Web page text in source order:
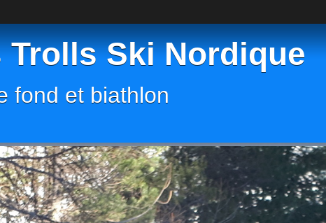
Trolls Ski Nordique
fond et biathlon